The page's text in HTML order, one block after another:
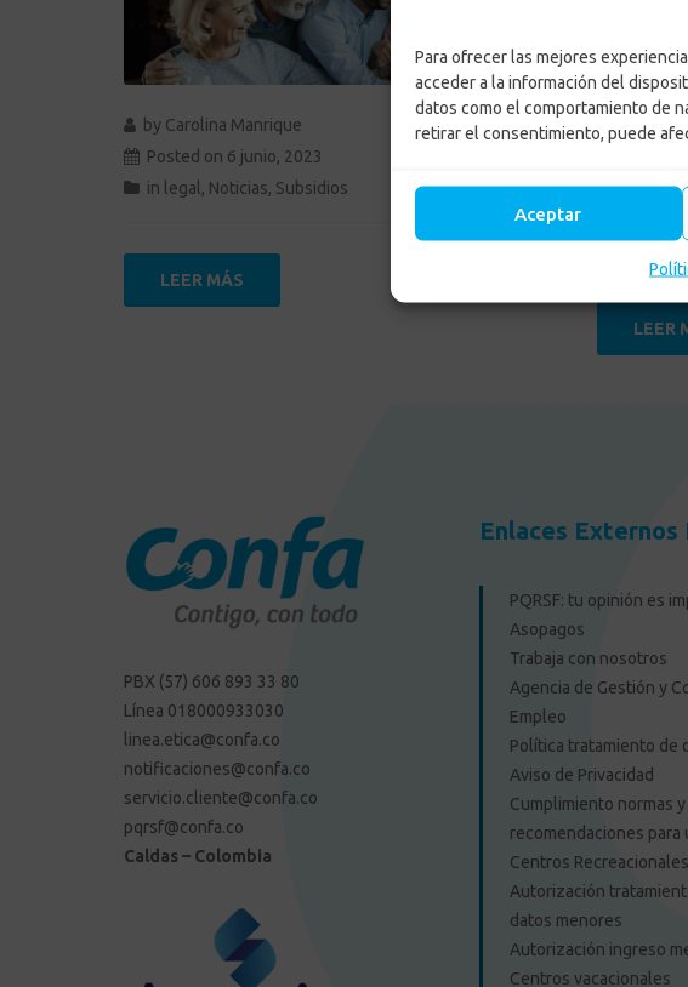
Para ofrecer las mejores
acceder a la información del
datos como el comportamiento de
retirar el consentimiento, puede
Aceptar
by Carolina Manrique
Posted on 6 junio, 2023
in legal , Noticias, Subsidios
LEER MÁS
Posted
LEER
PBX (57) 606 893 33 80
Línea 018000933030
linea.etica@confa.co
notificaciones@confa.co
servicio.cliente@confa.co
pqrsf@confa.co
Caldas – Colombia
Enlaces Externos
PQRSF: tu opinión es
Asopagos
Trabaja con nosotros
Agencia de Gestión y
Empleo
Política tratamiento de
Aviso de Privacidad
Cumplimiento normas y
recomendaciones para
Centros Recreacionales
Autorización
datos menores
Autorización ingreso
Centros vacacionales